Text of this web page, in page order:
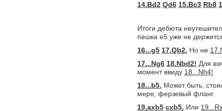
14.Bd2 Qd6 15.Bc3 Rb8
Итоги дебюта
пешка e5 уже не
16...g5 17.Qb2. Но не
17...Ng6 18.Nbd2! Для
момент ввиду 18...Nh4!
18...b5. Может быть,
мере, ферзевый фланг.
19.axb5 cxb5. Или